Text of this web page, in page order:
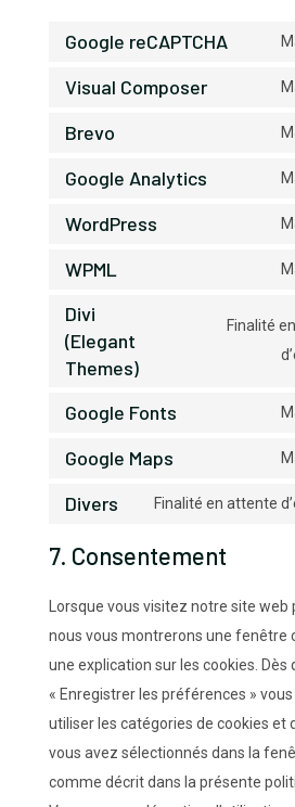
Google reCAPTCHA
Visual Composer
Brevo
Google Analytics
WordPress
WPML
Divi
(Elegant
Themes)
Finalité
Google Fonts
Google Maps
Divers Finalité en attente
7. Consentement
Lorsque vous visitez notre site
nous vous montrerons une fenêtre
une explication sur les cookies. Dès
« Enregistrer les préférences »
utiliser les catégories de cookies et
vous avez sélectionnés dans la
comme décrit dans la présente